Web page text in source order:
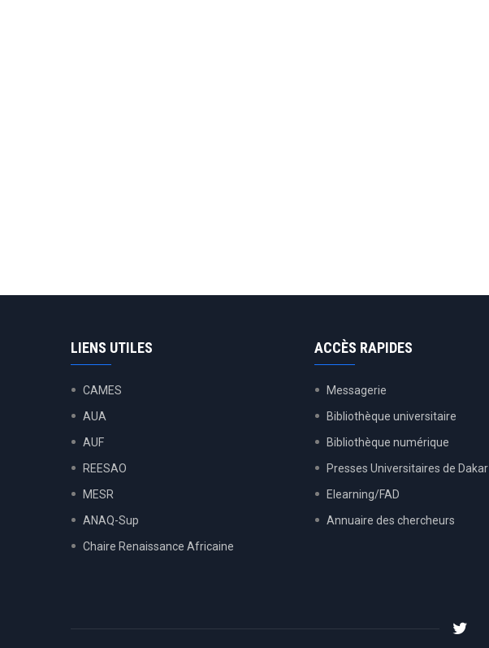
LIENS UTILES
CAMES
AUA
AUF
REESAO
MESR
ANAQ-Sup
Chaire Renaissance Africaine
ACCÈS RAPIDES
Messagerie
Bibliothèque universitaire
Bibliothèque numérique
Presses Universitaires de Dakar
Elearning/FAD
Annuaire des chercheurs